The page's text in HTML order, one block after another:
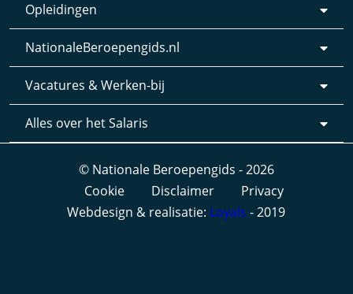
Opleidingen
NationaleBeroepengids.nl
Vacatures & Werken-bij
Alles over het Salaris
© Nationale Beroepengids - 2026
Cookie
Disclaimer
Privacy
Webdesign & realisatie: Loyals - 2019